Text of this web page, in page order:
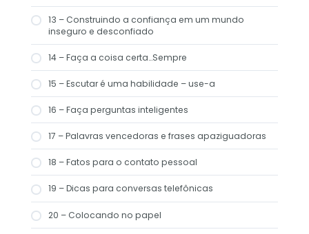
13 – Construindo a confiança em um mundo
inseguro e desconfiado
14 – Faça a coisa certa…Sempre
15 – Escutar é uma habilidade – use-a
16 – Faça perguntas inteligentes
17 – Palavras vencedoras e frases apaziguadoras
18 – Fatos para o contato pessoal
19 – Dicas para conversas telefônicas
20 – Colocando no papel